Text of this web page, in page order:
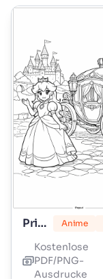
Prinzessin Peach Anime
Kostenlose
PDF/PNG-
Ausdrucke